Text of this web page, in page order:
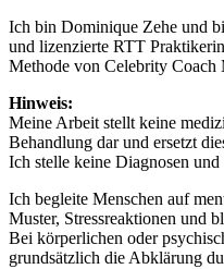
Ich bin Dominique Zehe und
und lizenzierte RTT
Methode von Celebrity Coach
Hinweis:
Meine Arbeit stellt keine
Behandlung dar und ersetzt
Ich stelle keine Diagnosen
Ich begleite Menschen auf
Muster, Stressreaktionen und
Bei körperlichen oder
grundsätzlich die Abklärung